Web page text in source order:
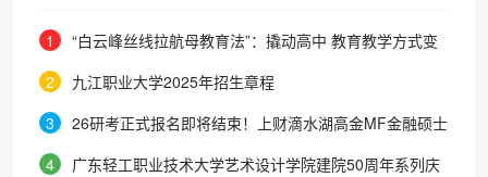
1
“白云峰丝线拉航母教育法”：撬动高中 教育教学方式变
化的必要途径
2
九江职业大学2025年招生章程
3
26研考正式报名即将结束！上财滴水湖高金MF金融硕士
最全报考攻略来了
4
广东轻工职业技术大学艺术设计学院建院50周年系列庆